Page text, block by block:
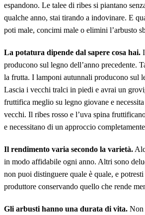
espandono. Le talee di ribes si piantano
qualche anno, stai tirando a indovinare. E
poti male, concimi male o elimini l’arbusto
La potatura dipende dal sapere cosa hai.
producono sul legno dell’anno precedente.
la frutta. I lamponi autunnali producono sul
Lascia i vecchi tralci in piedi e avrai un
fruttifica meglio su legno giovane e
vecchi. Il ribes rosso e l’uva spina
e necessitano di un approccio
Il rendimento varia secondo la varietà.
in modo affidabile ogni anno. Altri sono
non puoi distinguere quale è quale, e
produttore conservando quello che rende
Gli arbusti hanno una durata di vita. Non